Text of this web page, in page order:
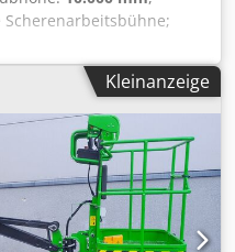
Scherenarbeitsbühne;
Hubbühne;
Dcedpfx
Traglast Plattformauszug:
2,27 x 1,11 m Plattform
2,77 m x 1,50
Höhe: 1,87 m
10 m Plattformhöhe: 8 m
Batterie 8x6V / 240 Ah
Abstützung mit
Kleinanzeige